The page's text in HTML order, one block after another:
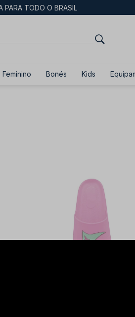
PARA TODO O BRASIL
Feminino Bonés Kids